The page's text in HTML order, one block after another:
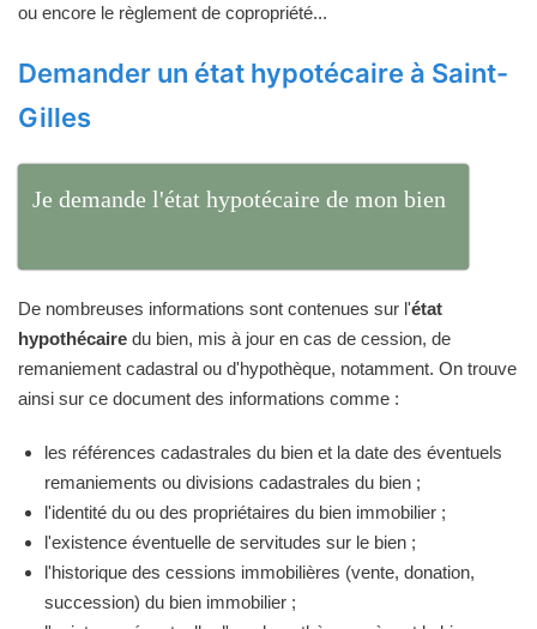
ou encore le règlement de copropriété...
Demander un état hypotécaire à Saint-
Gilles
Je demande l'état hypotécaire de mon bien
De nombreuses informations sont contenues sur l'état
hypothécaire du bien, mis à jour en cas de cession, de
remaniement cadastral ou d'hypothèque, notamment. On trouve
ainsi sur ce document des informations comme :
les références cadastrales du bien et la date des éventuels
remaniements ou divisions cadastrales du bien ;
l'identité du ou des propriétaires du bien immobilier ;
l'existence éventuelle de servitudes sur le bien ;
l'historique des cessions immobilières (vente, donation,
succession) du bien immobilier ;